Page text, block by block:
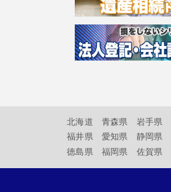
北海道 青森県 岩手県
福井県
愛知県 静岡県
徳島県
福岡県 佐賀県